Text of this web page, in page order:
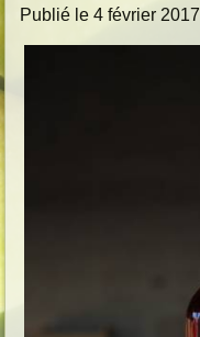
Publié le 4 février 2017